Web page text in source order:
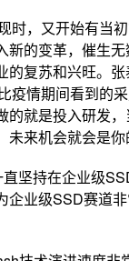
时，又开始有当
新的变革，催生
复苏和兴旺。张
疫情期间看到的采
的就是投入研发
来机会就会是你
坚持在企业级
企业级SSD赛道